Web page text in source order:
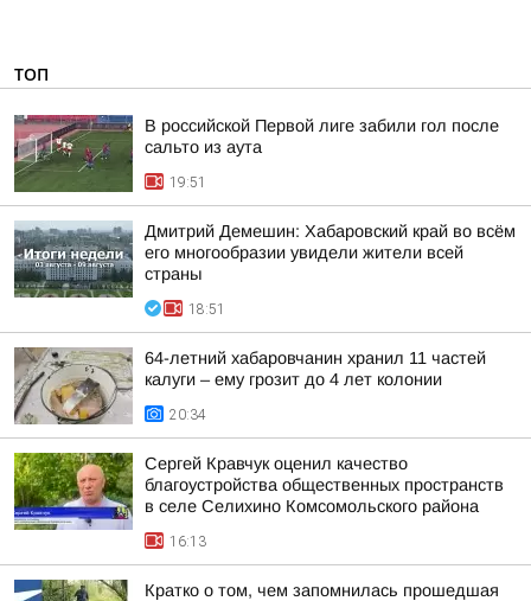
ТОП
В российской Первой лиге забили гол после
сальто из аута
19:51
Дмитрий Демешин: Хабаровский край во всём
его многообразии увидели жители всей
страны
18:51
64-летний хабаровчанин хранил 11 частей
калуги – ему грозит до 4 лет колонии
20:34
Сергей Кравчук оценил качество
благоустройства общественных пространств
в селе Селихино Комсомольского района
16:13
Кратко о том, чем запомнилась прошедшая